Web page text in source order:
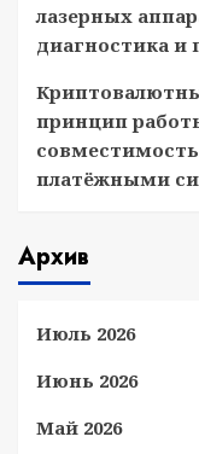
лазерных
диагностика и
принцип
платёжными
Архив
Июль 2026
Июнь 2026
Май 2026